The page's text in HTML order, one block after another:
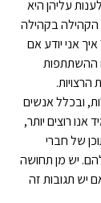
עליהן היא
בקהילה
אני יודע אם
ההשתתפות
ובכלל אנשים
אנו רוצים יותר,
של חברי
יש מן תחושה
יש תגובות זה